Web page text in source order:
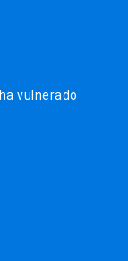
vulnerado